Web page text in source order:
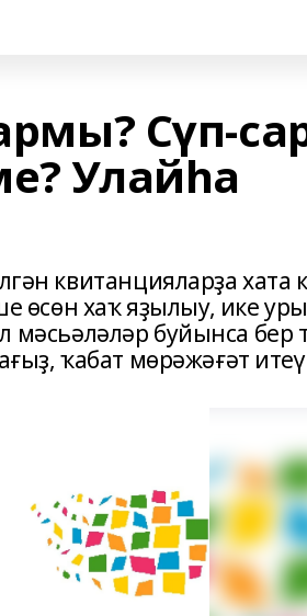
Сүп-
Улайһа
квитанцияларҙа хата
хаҡ яҙылыу, ике
мәсьәләләр буйынса бер
ҡабат мөрәжәғәт